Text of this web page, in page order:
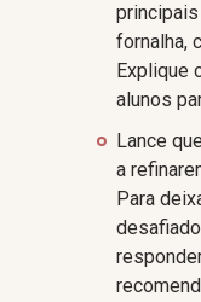
principais
fornalha,
Explique
alunos
Lance
a
Para